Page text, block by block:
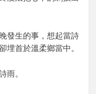
發生的事，想起當詩
埋首於溫柔鄉當中。
雨。